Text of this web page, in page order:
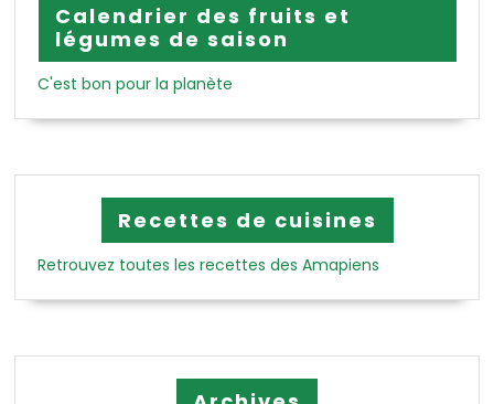
Calendrier des fruits et
légumes de saison
C'est bon pour la planète
Recettes de cuisines
Retrouvez toutes les recettes des Amapiens